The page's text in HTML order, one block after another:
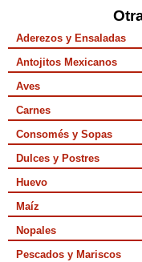
Aderezos y Ensaladas
Antojitos Mexicanos
Aves
Carnes
Consomés y Sopas
Dulces y Postres
Huevo
Maíz
Nopales
Pescados y Mariscos